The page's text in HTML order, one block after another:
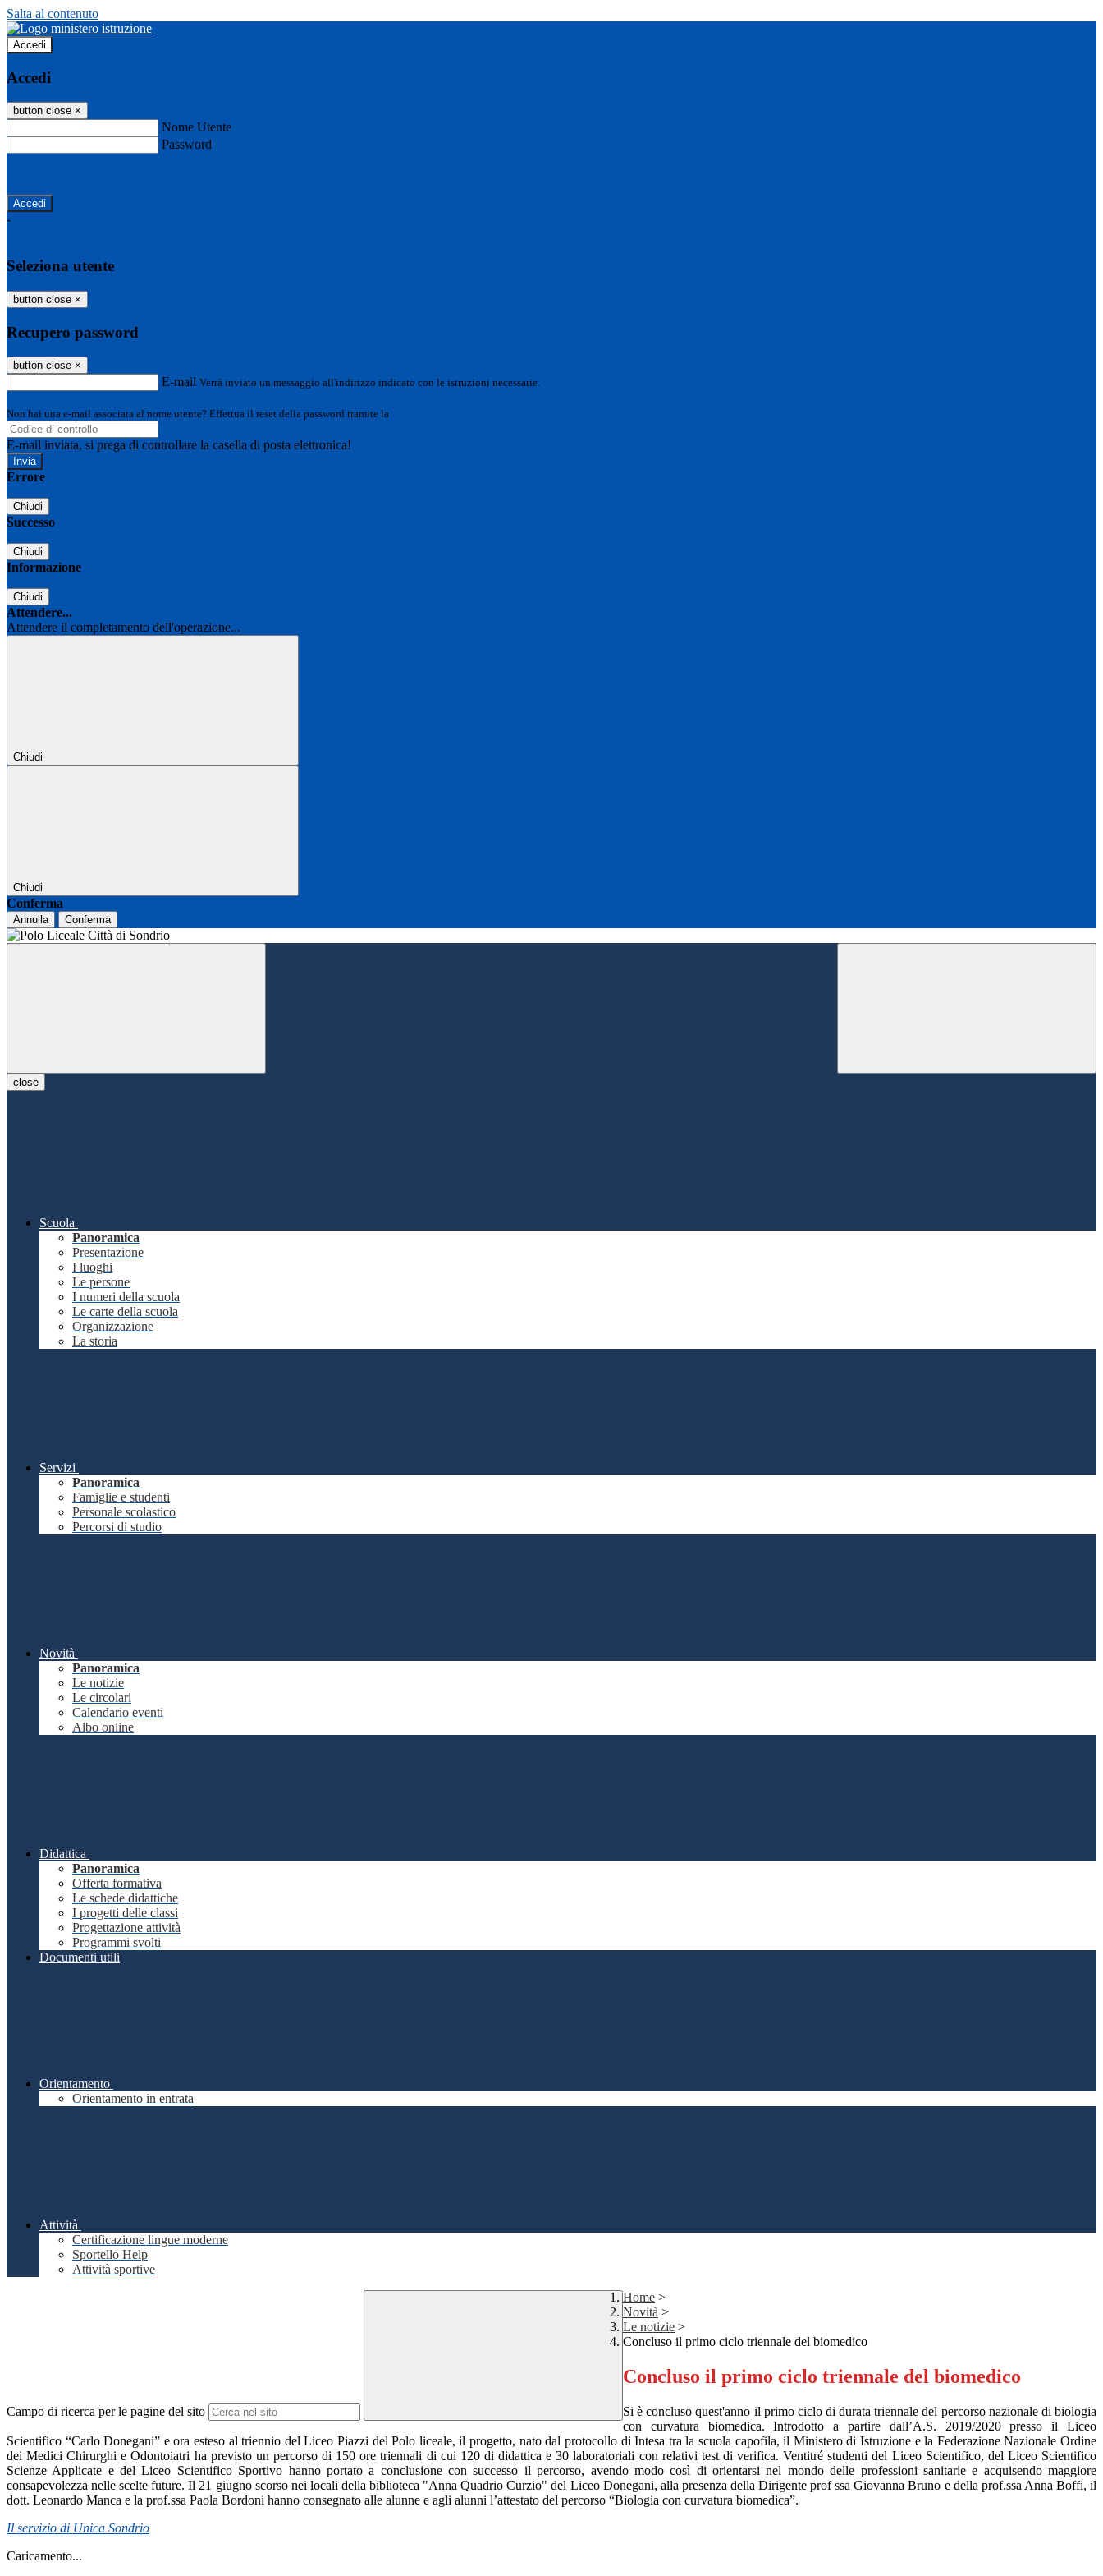
Salta al contenuto
Accedi
Accedi
button close ×
Nome Utente
Password
-
Seleziona utente
button close ×
Recupero password
button close ×
E-mail Verrà inviato un messaggio all'indirizzo indicato con le istruzioni necessarie.
Non hai una e-mail associata al nome utente? Effettua il reset della password tramite la
E-mail inviata, si prega di controllare la casella di posta elettronica!
Errore
Chiudi
Successo
Chiudi
Informazione
Chiudi
Attendere...
Attendere il completamento dell'operazione...
Chiudi
Chiudi
Conferma
Annulla Conferma
close
Scuola
Panoramica
Presentazione
I luoghi
Le persone
I numeri della scuola
Le carte della scuola
Organizzazione
La storia
Servizi
Panoramica
Famiglie e studenti
Personale scolastico
Percorsi di studio
Novità
Panoramica
Le notizie
Le circolari
Calendario eventi
Albo online
Didattica
Panoramica
Offerta formativa
Le schede didattiche
I progetti delle classi
Progettazione attività
Programmi svolti
Documenti utili
Orientamento
Orientamento in entrata
Attività
Certificazione lingue moderne
Sportello Help
Attività sportive
Campo di ricerca per le pagine del sito
Home >
Novità >
Le notizie >
Concluso il primo ciclo triennale del biomedico
Concluso il primo ciclo triennale del biomedico
Si è concluso quest'anno il primo ciclo di durata triennale del percorso nazionale di biologia
con curvatura biomedica. Introdotto a partire dall’A.S. 2019/2020 presso il Liceo
Scientifico “Carlo Donegani” e ora esteso al triennio del Liceo Piazzi del Polo liceale, il progetto, nato dal protocollo di Intesa tra la scuola capofila, il Ministero di Istruzione e la Federazione Nazionale Ordine
dei Medici Chirurghi e Odontoiatri ha previsto un percorso di 150 ore triennali di cui 120 di didattica e 30 laboratoriali con relativi test di verifica. Ventitré studenti del Liceo Scientifico, del Liceo Scientifico
Scienze Applicate e del Liceo Scientifico Sportivo hanno portato a conclusione con successo il percorso, avendo modo così di orientarsi nel mondo delle professioni sanitarie e acquisendo maggiore
consapevolezza nelle scelte future. Il 21 giugno scorso nei locali della biblioteca "Anna Quadrio Curzio" del Liceo Donegani, alla presenza della Dirigente prof ssa Giovanna Bruno e della prof.ssa Anna Boffi, il
dott. Leonardo Manca e la prof.ssa Paola Bordoni hanno consegnato alle alunne e agli alunni l’attestato del percorso “Biologia con curvatura biomedica”.
Il servizio di Unica Sondrio
Caricamento...